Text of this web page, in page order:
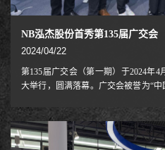
NB泓杰股份首秀第135届广交会
2024/04/22
第135届广交会（第一期）于2024年
大举行，圆满落幕。广交会被誉为“
标”。这次广交会到会人数创历史
125440名境外采购商线下参会，比上
第一次参加广交会，可谓旗开得胜，